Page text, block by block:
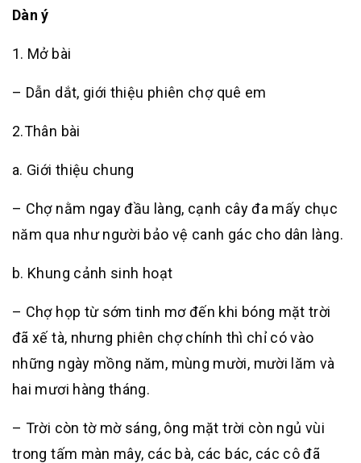
Dàn ý
1. Mở bài
– Dẫn dắt, giới thiệu phiên chợ quê em
2.Thân bài
a. Giới thiệu chung
– Chợ nằm ngay đầu làng, cạnh cây đa mấy chục
năm qua như người bảo vệ canh gác cho dân làng.
b. Khung cảnh sinh hoạt
– Chợ họp từ sớm tinh mơ đến khi bóng mặt trời
đã xế tà, nhưng phiên chợ chính thì chỉ có vào
những ngày mồng năm, mùng mười, mười lăm và
hai mươi hàng tháng.
– Trời còn tờ mờ sáng, ông mặt trời còn ngủ vùi
trong tấm màn mây, các bà, các bác, các cô đã